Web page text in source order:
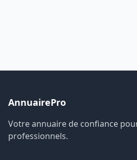
AnnuairePro
Votre annuaire de confiance
professionnels.